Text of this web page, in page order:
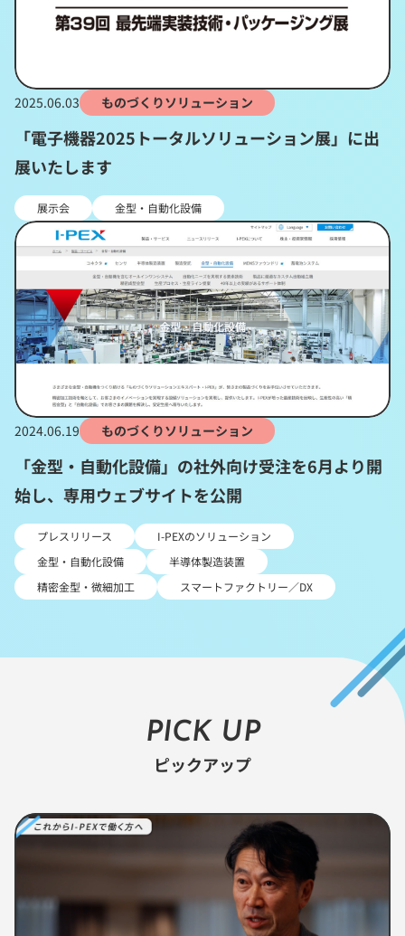
2025.06.03 ものづくりソリューション
「電子機器2025トータルソリューション展」に出
展いたします
展示会 金型・自動化設備
2024.06.19 ものづくりソリューション
「金型・自動化設備」の社外向け受注を6月より開
始し、専用ウェブサイトを公開
プレスリリース
I-PEXのソリューション
金型・自動化設備
半導体製造装置
精密金型・微細加工
スマートファクトリー／DX
PICK UP
ピックアップ